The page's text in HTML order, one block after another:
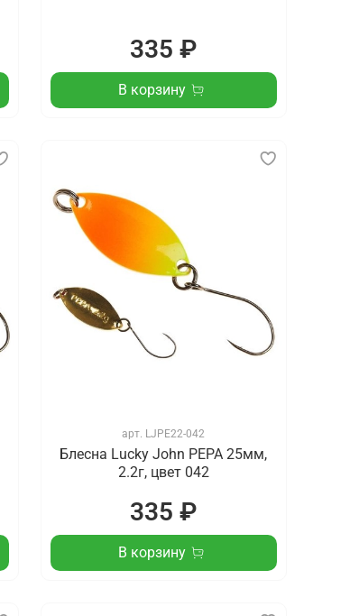
335 ₽
В корзину
арт. LJPE22-042
Блесна Lucky John PEPA 25мм,
2.2г, цвет 042
335 ₽
В корзину